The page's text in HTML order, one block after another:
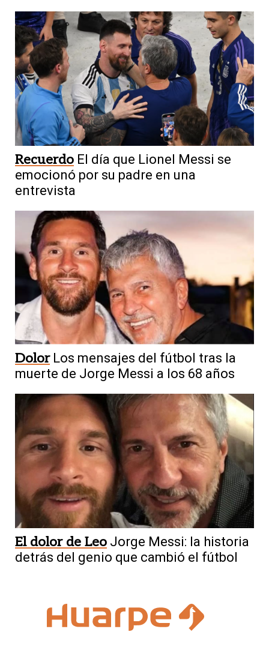
Recuerdo El día que Lionel Messi se
emocionó por su padre en una
entrevista
Dolor Los mensajes del fútbol tras la
muerte de Jorge Messi a los 68 años
El dolor de Leo Jorge Messi: la historia
detrás del genio que cambió el fútbol